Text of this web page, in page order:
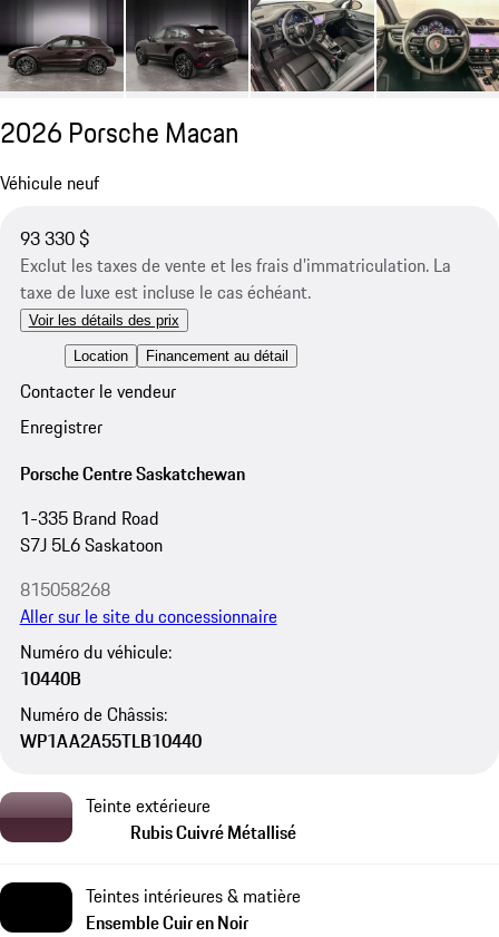
2026 Porsche Macan
Véhicule neuf
93 330 $
Exclut les taxes de vente et les frais d’immatriculation. La
taxe de luxe est incluse le cas échéant.
Voir les détails des prix
Location Financement au détail
Contacter le vendeur
Enregistrer
Porsche Centre Saskatchewan
1-335 Brand Road
S7J 5L6 Saskatoon
815058268
Aller sur le site du concessionnaire
Numéro du véhicule:
10440B
Numéro de Châssis:
WP1AA2A55TLB10440
Teinte extérieure
Rubis Cuivré Métallisé
Teintes intérieures & matière
Ensemble Cuir en Noir